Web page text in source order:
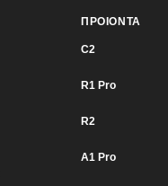
ΠΡΟΙΟΝΤΑ
C2
R1 Pro
R2
Α1 Pro